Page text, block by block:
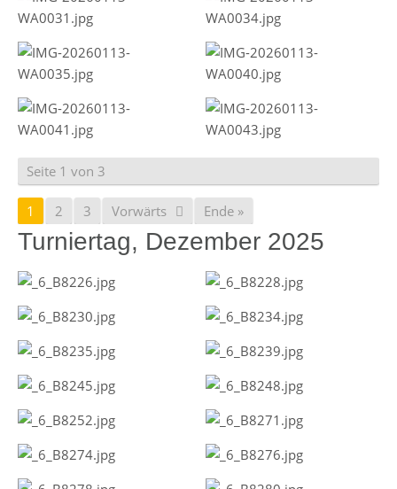
Seite 1 von 3
1 2 3 Vorwärts Ende »
Turniertag, Dezember 2025